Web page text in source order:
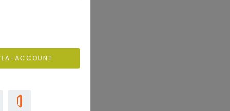
ACCOUNT